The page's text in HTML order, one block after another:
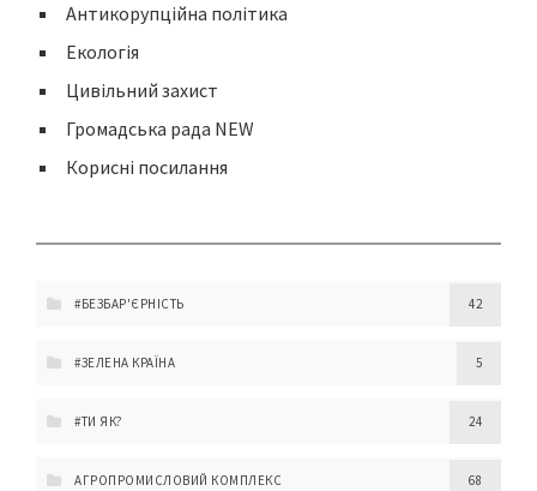
Антикорупційна політика
Екологія
Цивільний захист
Громадська рада NEW
Корисні посилання
#БЕЗБАР'ЄРНІСТЬ 42
#ЗЕЛЕНА КРАЇНА 5
#ТИ ЯК? 24
АГРОПРОМИСЛОВИЙ КОМПЛЕКС 68